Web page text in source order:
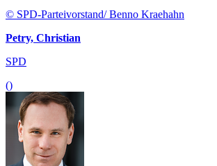
© SPD-Parteivorstand/ Benno Kraehahn
Petry, Christian
SPD
()